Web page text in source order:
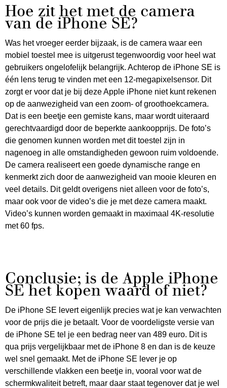
Hoe zit het met de camera
van de iPhone SE?
Was het vroeger eerder bijzaak, is de camera waar een
mobiel toestel mee is uitgerust tegenwoordig voor heel wat
gebruikers ongelofelijk belangrijk. Achterop de iPhone SE is
één lens terug te vinden met een 12-megapixelsensor. Dit
zorgt er voor dat je bij deze Apple iPhone niet kunt rekenen
op de aanwezigheid van een zoom- of groothoekcamera.
Dat is een beetje een gemiste kans, maar wordt uiteraard
gerechtvaardigd door de beperkte aankoopprijs. De foto’s
die genomen kunnen worden met dit toestel zijn in
nagenoeg in alle omstandigheden gewoon ruim voldoende.
De camera realiseert een goede dynamische range en
kenmerkt zich door de aanwezigheid van mooie kleuren en
veel details. Dit geldt overigens niet alleen voor de foto’s,
maar ook voor de video’s die je met deze camera maakt.
Video’s kunnen worden gemaakt in maximaal 4K-resolutie
met 60 fps.
Conclusie; is de Apple iPhone
SE het kopen waard of niet?
De iPhone SE levert eigenlijk precies wat je kan verwachten
voor de prijs die je betaalt. Voor de voordeligste versie van
de iPhone SE tel je een bedrag neer van 489 euro. Dit is
qua prijs vergelijkbaar met de iPhone 8 en dan is de keuze
wel snel gemaakt. Met de iPhone SE lever je op
verschillende vlakken een beetje in, vooral voor wat de
schermkwaliteit betreft, maar daar staat tegenover dat je wel